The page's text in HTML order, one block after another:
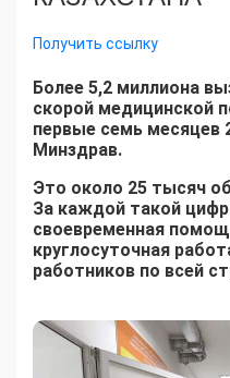
Получить ссылку
Более 5,2 миллиона
скорой медицинской
первые семь месяцев
Минздрав.
Это около 25 тысяч
За каждой такой
своевременная
круглосуточная
работников по всей